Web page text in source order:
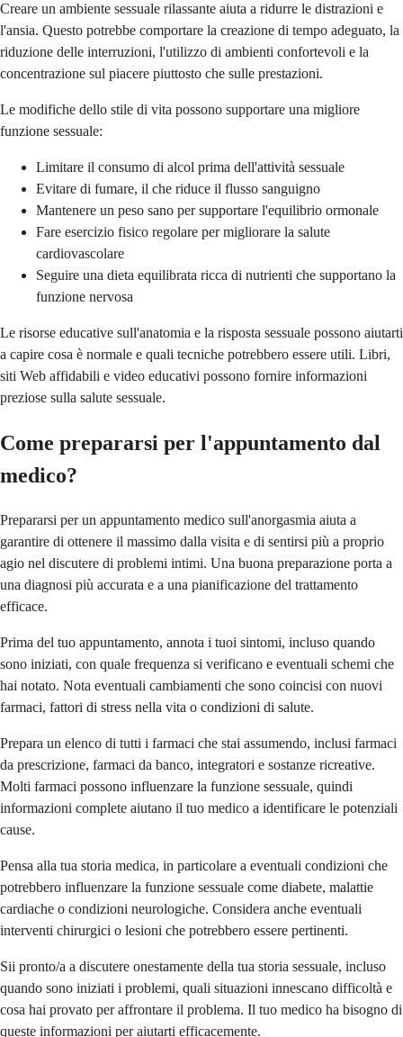
Creare un ambiente sessuale rilassante aiuta a ridurre le distrazioni e
l'ansia. Questo potrebbe comportare la creazione di tempo adeguato, la
riduzione delle interruzioni, l'utilizzo di ambienti confortevoli e la
concentrazione sul piacere piuttosto che sulle prestazioni.
Le modifiche dello stile di vita possono supportare una migliore
funzione sessuale:
Limitare il consumo di alcol prima dell'attività sessuale
Evitare di fumare, il che riduce il flusso sanguigno
Mantenere un peso sano per supportare l'equilibrio ormonale
Fare esercizio fisico regolare per migliorare la salute
cardiovascolare
Seguire una dieta equilibrata ricca di nutrienti che supportano la
funzione nervosa
Le risorse educative sull'anatomia e la risposta sessuale possono aiutarti
a capire cosa è normale e quali tecniche potrebbero essere utili. Libri,
siti Web affidabili e video educativi possono fornire informazioni
preziose sulla salute sessuale.
Come prepararsi per l'appuntamento dal
medico?
Prepararsi per un appuntamento medico sull'anorgasmia aiuta a
garantire di ottenere il massimo dalla visita e di sentirsi più a proprio
agio nel discutere di problemi intimi. Una buona preparazione porta a
una diagnosi più accurata e a una pianificazione del trattamento
efficace.
Prima del tuo appuntamento, annota i tuoi sintomi, incluso quando
sono iniziati, con quale frequenza si verificano e eventuali schemi che
hai notato. Nota eventuali cambiamenti che sono coincisi con nuovi
farmaci, fattori di stress nella vita o condizioni di salute.
Prepara un elenco di tutti i farmaci che stai assumendo, inclusi farmaci
da prescrizione, farmaci da banco, integratori e sostanze ricreative.
Molti farmaci possono influenzare la funzione sessuale, quindi
informazioni complete aiutano il tuo medico a identificare le potenziali
cause.
Pensa alla tua storia medica, in particolare a eventuali condizioni che
potrebbero influenzare la funzione sessuale come diabete, malattie
cardiache o condizioni neurologiche. Considera anche eventuali
interventi chirurgici o lesioni che potrebbero essere pertinenti.
Sii pronto/a a discutere onestamente della tua storia sessuale, incluso
quando sono iniziati i problemi, quali situazioni innescano difficoltà e
cosa hai provato per affrontare il problema. Il tuo medico ha bisogno di
queste informazioni per aiutarti efficacemente.